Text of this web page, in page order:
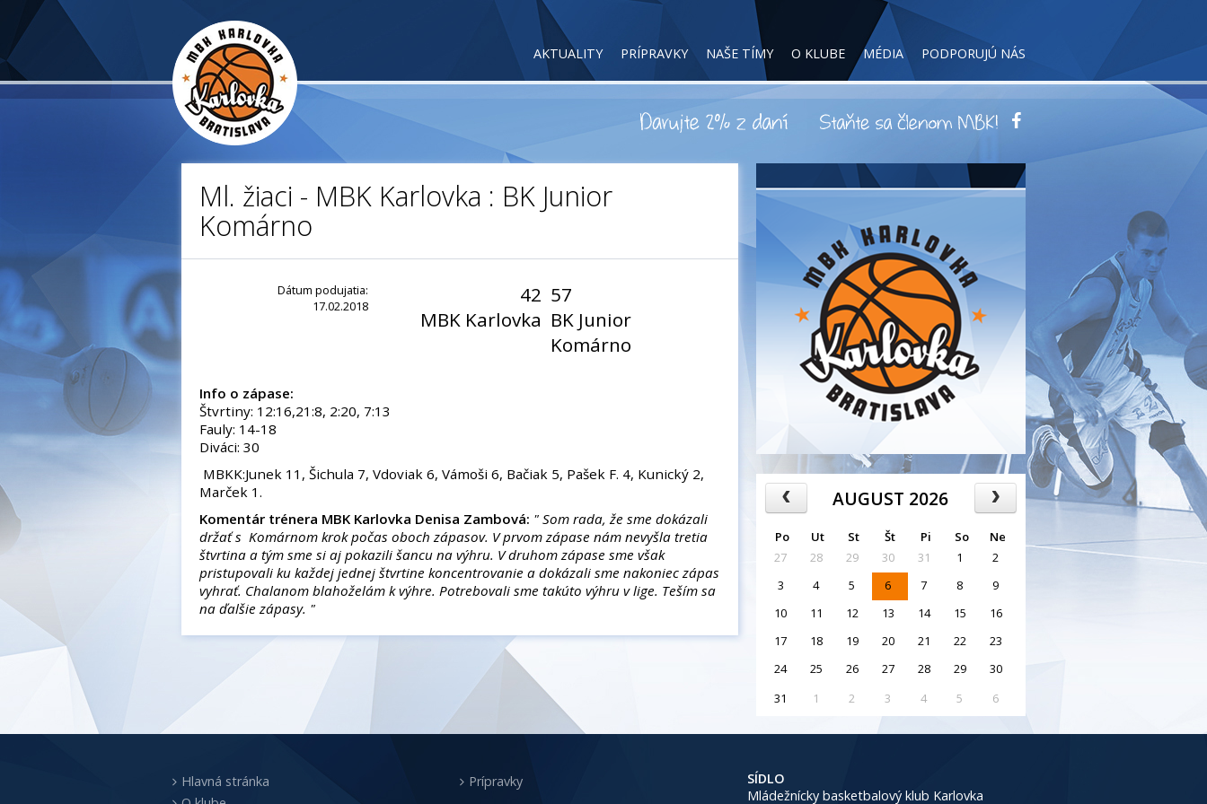
AKTUALITY PRÍPRAVKY NAŠE TÍMY O KLUBE MÉDIA PODPORUJÚ NÁS
Ml. žiaci - MBK Karlovka : BK Junior
Komárno
Dátum podujatia:
17.02.2018
42
MBK Karlovka
57
BK Junior
Komárno
Info o zápase:
Štvrtiny: 12:16,21:8, 2:20, 7:13
Fauly: 14-18
Diváci: 30
MBKK:Junek 11, Šichula 7, Vdoviak 6, Vámoši 6, Bačiak 5, Pašek F. 4, Kunický 2,
Marček 1.
Komentár trénera MBK Karlovka Denisa Zambová: " Som rada, že sme dokázali
držať s Komárnom krok počas oboch zápasov. V prvom zápase nám nevyšla tretia
štvrtina a tým sme si aj pokazili šancu na výhru. V druhom zápase sme však
pristupovali ku každej jednej štvrtine koncentrovanie a dokázali sme nakoniec zápas
vyhrať. Chalanom blahoželám k výhre. Potrebovali sme takúto výhru v lige. Teším sa
na ďalšie zápasy. "
AUGUST 2026
Po Ut St Št Pi So
Ne
27
28 29 30 31 1
2
3
4 5 6 7 8
9
10
11 12 13 14 15
16
17
18 19 20 21 22
23
24
25 26 27 28 29
30
31
1 2 3 4 5 6
Hlavná stránka
Prípravky
SÍDLO
Mládežnícky basketbalový klub Karlovka